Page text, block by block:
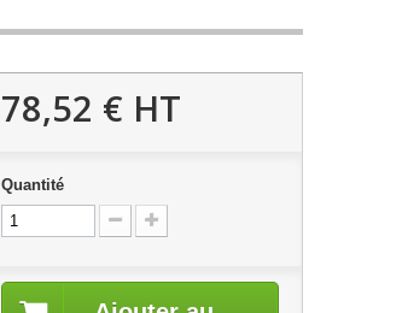
78,52 € HT
Quantité